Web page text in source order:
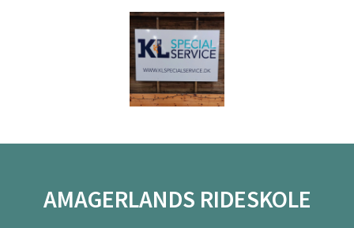
AMAGERLANDS RIDESKOLE